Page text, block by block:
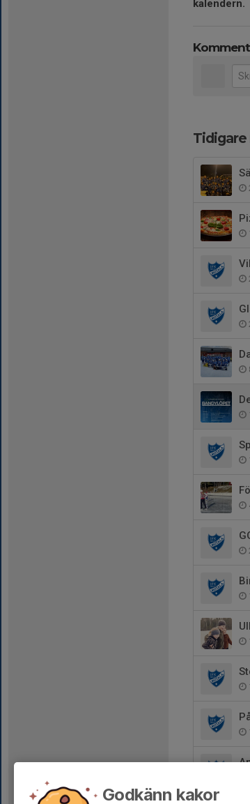
kalendern.
Tidigare
Godkänn kakor